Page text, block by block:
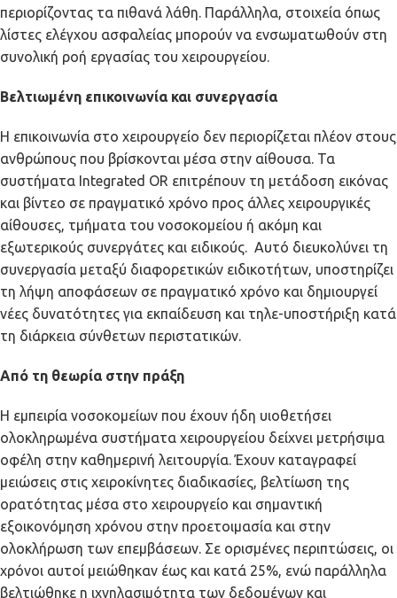
περιορίζοντας τα πιθανά λάθη. Παράλληλα, στοιχεία όπως
λίστες ελέγχου ασφαλείας μπορούν να ενσωματωθούν στη
συνολική ροή εργασίας του χειρουργείου.
Βελτιωμένη επικοινωνία και συνεργασία
Η επικοινωνία στο χειρουργείο δεν περιορίζεται πλέον στους
ανθρώπους που βρίσκονται μέσα στην αίθουσα. Τα
συστήματα Integrated OR επιτρέπουν τη μετάδοση εικόνας
και βίντεο σε πραγματικό χρόνο προς άλλες χειρουργικές
αίθουσες, τμήματα του νοσοκομείου ή ακόμη και
εξωτερικούς συνεργάτες και ειδικούς. Αυτό διευκολύνει τη
συνεργασία μεταξύ διαφορετικών ειδικοτήτων, υποστηρίζει
τη λήψη αποφάσεων σε πραγματικό χρόνο και δημιουργεί
νέες δυνατότητες για εκπαίδευση και τηλε-υποστήριξη κατά
τη διάρκεια σύνθετων περιστατικών.
Από τη θεωρία στην πράξη
Η εμπειρία νοσοκομείων που έχουν ήδη υιοθετήσει
ολοκληρωμένα συστήματα χειρουργείου δείχνει μετρήσιμα
οφέλη στην καθημερινή λειτουργία. Έχουν καταγραφεί
μειώσεις στις χειροκίνητες διαδικασίες, βελτίωση της
ορατότητας μέσα στο χειρουργείο και σημαντική
εξοικονόμηση χρόνου στην προετοιμασία και στην
ολοκλήρωση των επεμβάσεων. Σε ορισμένες περιπτώσεις, οι
χρόνοι αυτοί μειώθηκαν έως και κατά 25%, ενώ παράλληλα
βελτιώθηκε η ιχνηλασιμότητα των δεδομένων και